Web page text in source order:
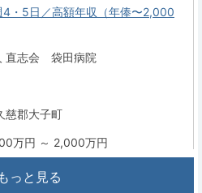
4・5日／高額年収（年俸〜2,000
直志会 袋田病院
慈郡大子町
万円 ～ 2,000万円
もっと見る